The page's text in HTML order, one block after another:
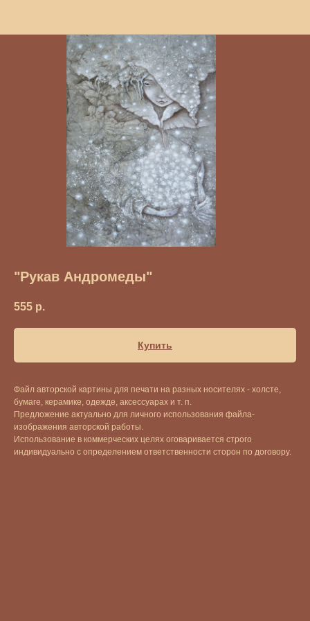
"Рукав Андромеды"
555 р.
Купить
Файл авторской картины для печати на разных носителях - холсте,
бумаге, керамике, одежде, аксессуарах и т. п.
Предложение актуально для личного использования файла-
изображения авторской работы.
Использование в коммерческих целях оговаривается строго
индивидуально с определением ответственности сторон по договору.